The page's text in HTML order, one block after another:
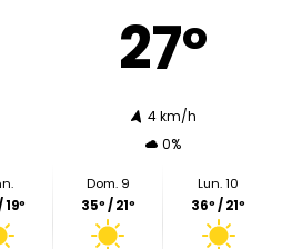
27º
4 km/h
0%
19º
Dom. 9
35º / 21º
Lun. 10
36º / 21º